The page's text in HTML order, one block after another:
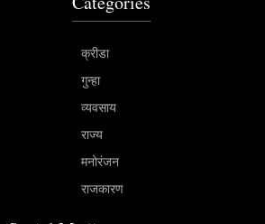
क्रीडा
गुन्हा
व्यवसाय
राज्य
मनोरंजन
राजकारण